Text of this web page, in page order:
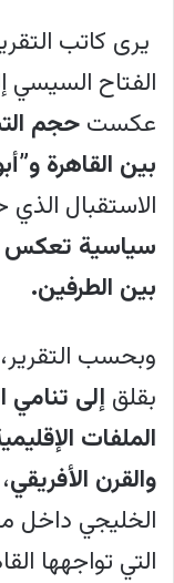
يرى كاتب
عكست حجم
بين القاهرة
الاستقبال
سياسية تعكس
بين الطرفين.
وبحسب
بقلق إلى تنامي
الملفات
والقرن الأفريقي
الخليجي داخل
التي تواجهها